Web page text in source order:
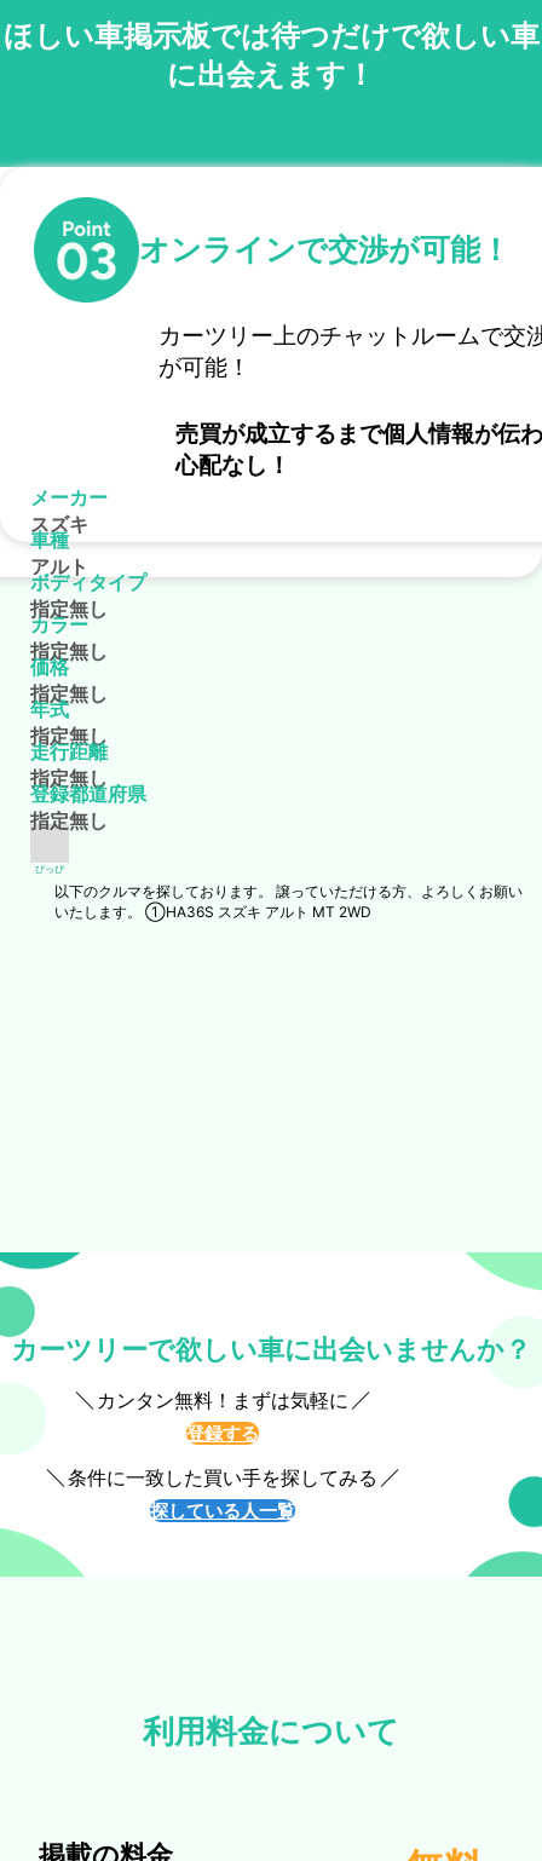
ほしい車掲示板では待つだけで欲しい車
に出会えます！
めんどうな検索は不要！
細かい検索条件を設定する必要なし
自分の欲しい条件を書くだけ
文章で希望の条件を書けるので曖
表現でOK!
探しているクルマを登録する
だけ！
欲しいメーカや車種が決まっている場
登録した後は条件にマッチする車の提
オンラインで交渉が可能！
カーツリー上のチャットルームで交
が可能！
売買が成立するまで個人情報が伝
心配なし！
新着の募集
メーカー
スズキ
車種
アルト
ボディタイプ
指定無し
カラー
指定無し
価格
指定無し
年式
指定無し
走行距離
指定無し
登録都道府県
指定無し
ぴっぴ
以下のクルマを探しております。 譲っていただける方、よろしくお願い
いたします。 ①HA36S スズキ アルト MT 2WD
カーツリーで欲しい車に出会いませんか？
カンタン無料！まずは気軽に
登録する
条件に一致した買い手を探してみる
探している人一覧
利用料金について